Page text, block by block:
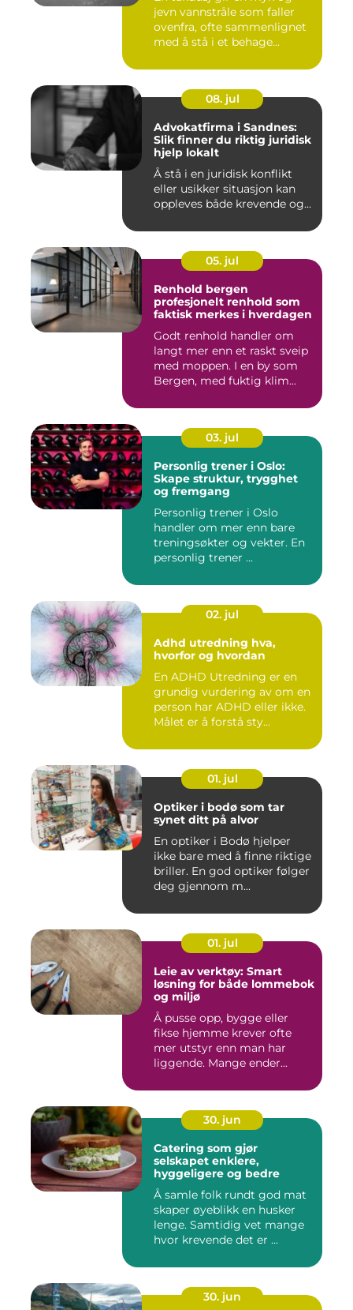
jevn vannstråle som faller
ovenfra, ofte sammenlignet
med å stå i et behage...
08. jul
Advokatfirma i Sandnes:
Slik finner du riktig juridisk
hjelp lokalt
Å stå i en juridisk konflikt
eller usikker situasjon kan
oppleves både krevende og...
05. jul
Renhold bergen
profesjonelt renhold som
faktisk merkes i hverdagen
Godt renhold handler om
langt mer enn et raskt sveip
med moppen. I en by som
Bergen, med fuktig klim...
03. jul
Personlig trener i Oslo:
Skape struktur, trygghet
og fremgang
Personlig trener i Oslo
handler om mer enn bare
treningsøkter og vekter. En
personlig trener ...
02. jul
Adhd utredning hva,
hvorfor og hvordan
En ADHD Utredning er en
grundig vurdering av om en
person har ADHD eller ikke.
Målet er å forstå sty...
01. jul
Optiker i bodø som tar
synet ditt på alvor
En optiker i Bodø hjelper
ikke bare med å finne riktige
briller. En god optiker følger
deg gjennom m...
01. jul
Leie av verktøy: Smart
løsning for både lommebok
og miljø
Å pusse opp, bygge eller
fikse hjemme krever ofte
mer utstyr enn man har
liggende. Mange ender...
30. jun
Catering som gjør
selskapet enklere,
hyggeligere og bedre
Å samle folk rundt god mat
skaper øyeblikk en husker
lenge. Samtidig vet mange
hvor krevende det er ...
30. jun